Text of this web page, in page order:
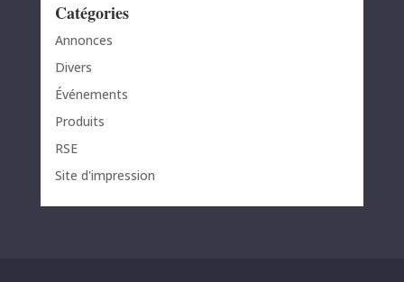
Catégories
Annonces
Divers
Événements
Produits
RSE
Site d'impression